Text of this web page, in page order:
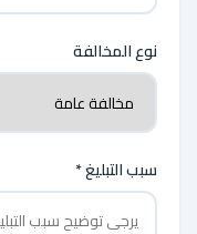
نوع المخالفة
سبب التبليغ *